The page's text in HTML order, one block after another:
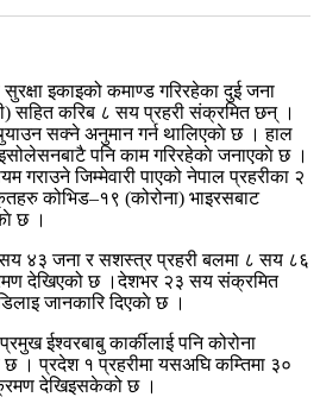
इकाइको कमाण्ड गरिरहेका दुई जना
सहित करिब ८ सय प्रहरी संक्रमित छन् ।
सक्ने अनुमान गर्न थालिएकाे छ । हाल
पनि काम गरिरहेकाे जनाएकाे छ ।
गराउने जिम्मेवारी पाएको नेपाल प्रहरीका २
कोभिड–१९ (कोरोना) भाइरसबाट
छ ।
सय ४३ जना र सशस्त्र प्रहरी बलमा ८ सय ८६
देखिएको छ ।देशभर २३ सय संक्रमित
जानकारि दिएकाे छ ।
ईश्वरबाबु कार्कीलाई पनि कोरोना
। प्रदेश १ प्रहरीमा यसअघि कम्तिमा ३०
देखिइसकेको छ ।